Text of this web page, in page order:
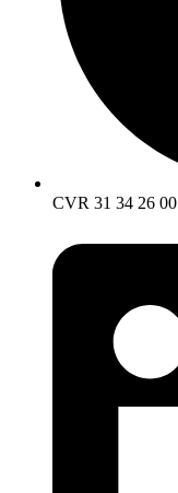
CVR 31 34 26 00